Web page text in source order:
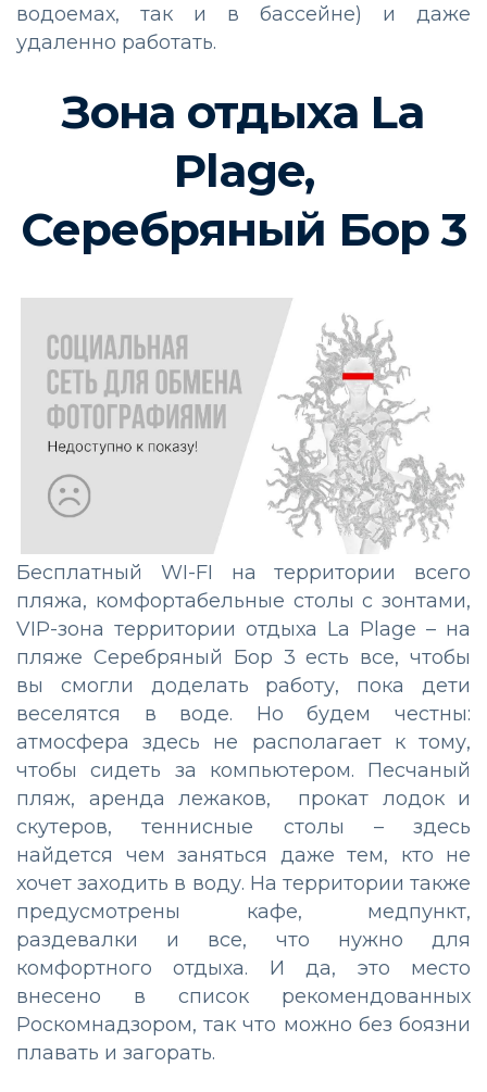
водоемах, так и в бассейне) и даже
удаленно работать.
Зона отдыха La
Plage,
Серебряный Бор 3
Бесплатный WI-FI на территории всего
пляжа, комфортабельные столы с зонтами,
VIP-зона территории отдыха La Plage – на
пляже Серебряный Бор 3 есть все, чтобы
вы смогли доделать работу, пока дети
веселятся в воде. Но будем честны:
атмосфера здесь не располагает к тому,
чтобы сидеть за компьютером. Песчаный
пляж, аренда лежаков, прокат лодок и
скутеров, теннисные столы – здесь
найдется чем заняться даже тем, кто не
хочет заходить в воду. На территории также
предусмотрены кафе, медпункт,
раздевалки и все, что нужно для
комфортного отдыха. И да, это место
внесено в список рекомендованных
Роскомнадзором, так что можно без боязни
плавать и загорать.